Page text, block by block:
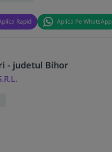
Rapid Aplica Pe WhatsApp
- judetul Bihor